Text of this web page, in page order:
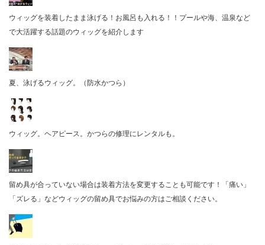
ウィッグを装着したまま泳げる！お風呂も入れる！！プールや海、温泉など
で大活躍する話題のウィッグを紹介します
夏、泳げるウィッグ。（防水かつら）
ウィッグ。ヘアピース。かつらの修理にレンタルも。
留め具が合っていない場合は装着方法を変更することも可能です！「痛い」
「ズレる」などウィッグの留め具でお悩みの方はご相談ください。